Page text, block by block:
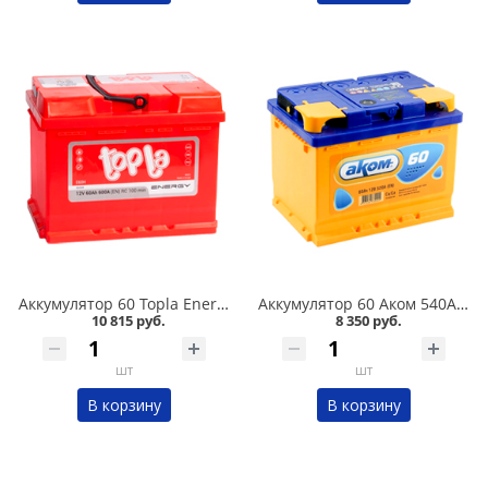
Аккумулятор 60 Topla Energy 600А в Челябинске
10 815 руб.
шт
В корзину
Аккумулятор 60 Аком 540А в Челябинске
8 350 руб.
шт
В корзину